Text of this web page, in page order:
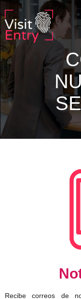
Recibe correos de